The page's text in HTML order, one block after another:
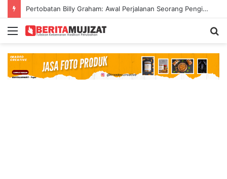
Pertobatan Billy Graham: Awal Perjalanan Seorang Penginjil Dunia
Menu